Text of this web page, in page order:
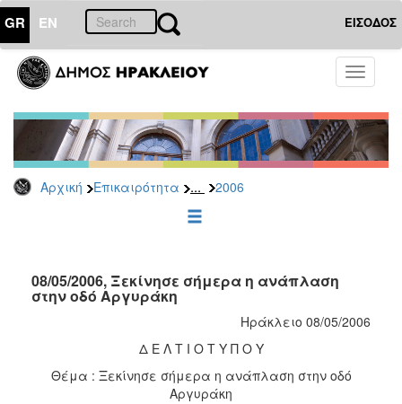
GR EN ΕΙΣΟΔΟΣ
Toggle
Αρχική Επικαιρότητα ... 2006
ΕΠΙΚΑΙΡΟΤΗΤΑ
Τύπου
Αρχείο
2026
2025
2022
2021
2018
08/05/2006, Ξεκίνησε σήμερα η ανάπλαση
στην οδό Αργυράκη
Ηράκλειο 08/05/2006
Δ Ε Λ Τ Ι Ο Τ Υ Π Ο Υ
Θέμα : Ξεκίνησε σήμερα η ανάπλαση στην οδό
Αργυράκη